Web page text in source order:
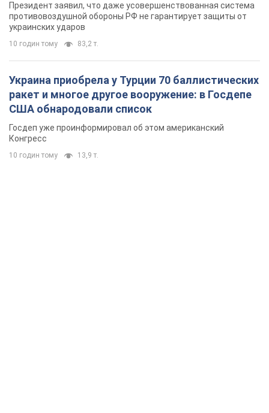
Президент заявил, что даже усовершенствованная система
противовоздушной обороны РФ не гарантирует защиты от
украинских ударов
10 годин тому 83,2 т.
Украина приобрела у Турции 70 баллистических
ракет и многое другое вооружение: в Госдепе
США обнародовали список
Госдеп уже проинформировал об этом американский
Конгресс
10 годин тому 13,9 т.